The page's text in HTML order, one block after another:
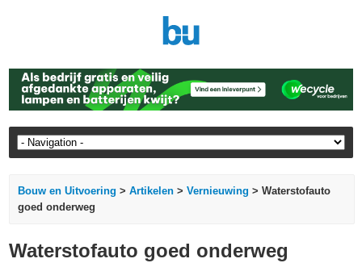
Bouw en Uitvoering >Artikelen >Vernieuwing > Waterstofauto
goed onderweg
Waterstofauto goed onderweg